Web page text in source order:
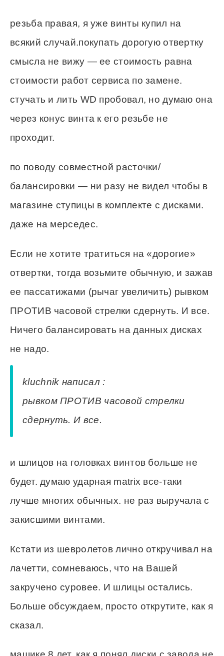
резьба правая, я уже винты купил на
всякий случай.покупать дорогую отвертку
смысла не вижу — ее стоимость равна
стоимости работ сервиса по замене.
стучать и лить WD пробовал, но думаю она
через конус винта к его резьбе не
проходит.
по поводу совместной расточки/
балансировки — ни разу не видел чтобы в
магазине ступицы в комплекте с дисками.
даже на мерседес.
Если не хотите тратиться на «дорогие»
отвертки, тогда возьмите обычную, и зажав
ее пассатижами (рычаг увеличить) рывком
ПРОТИВ часовой стрелки сдернуть. И все.
Ничего балансировать на данных дисках
не надо.
kluchnik написал :
рывком ПРОТИВ часовой стрелки
сдернуть. И все.
и шлицов на головках винтов больше не
будет. думаю ударная matrix все-таки
лучше многих обычных. не раз выручала с
закисшими винтами.
Кстати из шевролетов лично откручивал на
лачетти, сомневаюсь, что на Вашей
закручено суровее. И шлицы остались.
Больше обсуждаем, просто открутите, как я
сказал.